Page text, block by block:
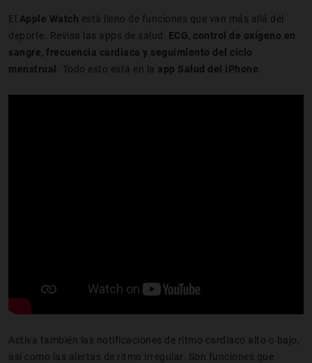
El Apple Watch está lleno de funciones que van más allá del
deporte. Revisa las apps de salud: ECG, control de oxígeno en
sangre, frecuencia cardiaca y seguimiento del ciclo
menstrual
. Todo esto está en la app Salud del iPhone
Activa también las notificaciones de ritmo cardiaco alto o bajo,
así como las alertas de ritmo irregular. Son funciones que